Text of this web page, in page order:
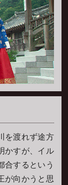
を渡れず途方
かすが、イル
合するという
が向かうと思